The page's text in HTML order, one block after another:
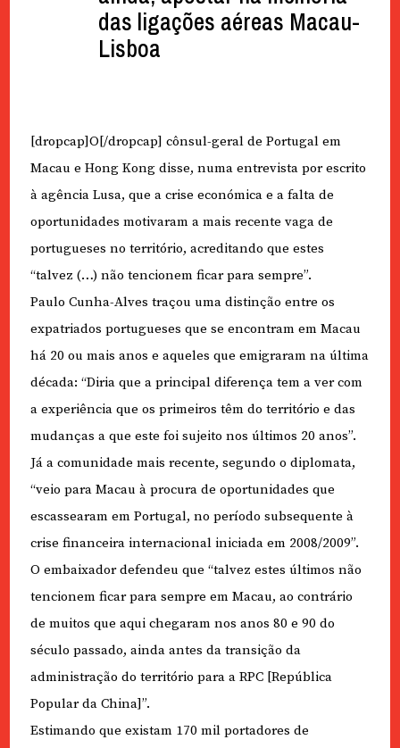
das ligações aéreas Macau-
Lisboa
[dropcap]O[/dropcap] cônsul-geral de Portugal em
Macau e Hong Kong disse, numa entrevista por escrito
à agência Lusa, que a crise económica e a falta de
oportunidades motivaram a mais recente vaga de
portugueses no território, acreditando que estes
“talvez (…) não tencionem ficar para sempre”.
Paulo Cunha-Alves traçou uma distinção entre os
expatriados portugueses que se encontram em Macau
há 20 ou mais anos e aqueles que emigraram na última
década: “Diria que a principal diferença tem a ver com
a experiência que os primeiros têm do território e das
mudanças a que este foi sujeito nos últimos 20 anos”.
Já a comunidade mais recente, segundo o diplomata,
“veio para Macau à procura de oportunidades que
escassearam em Portugal, no período subsequente à
crise financeira internacional iniciada em 2008/2009”.
O embaixador defendeu que “talvez estes últimos não
tencionem ficar para sempre em Macau, ao contrário
de muitos que aqui chegaram nos anos 80 e 90 do
século passado, ainda antes da transição da
administração do território para a RPC [República
Popular da China]”.
Estimando que existam 170 mil portadores de